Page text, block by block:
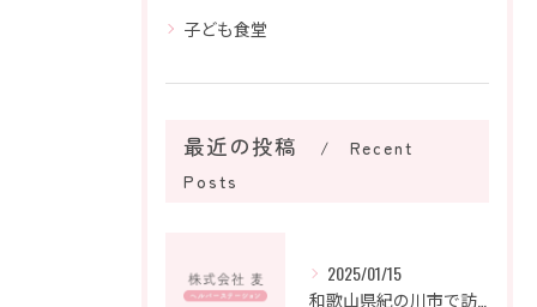
子ども食堂
最近の投稿
Recent
Posts
2025/01/15